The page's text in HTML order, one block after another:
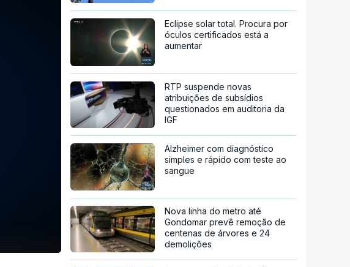
Eclipse solar total. Procura por
óculos certificados está a
aumentar
RTP suspende novas
atribuições de subsídios
questionados em auditoria da
IGF
Alzheimer com diagnóstico
simples e rápido com teste ao
sangue
Nova linha do metro até
Gondomar prevê remoção de
centenas de árvores e 24
demolições